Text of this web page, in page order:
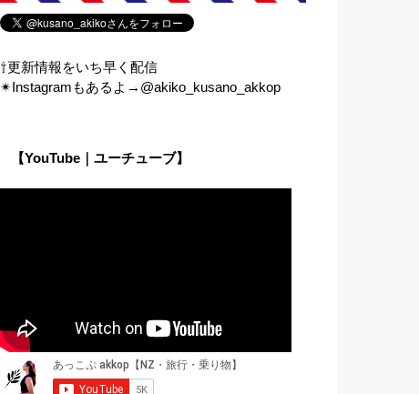
⇧更新情報をいち早く配信
✴︎Instagramもあるよ→@akiko_kusano_akkop
【YouTube｜ユーチューブ】